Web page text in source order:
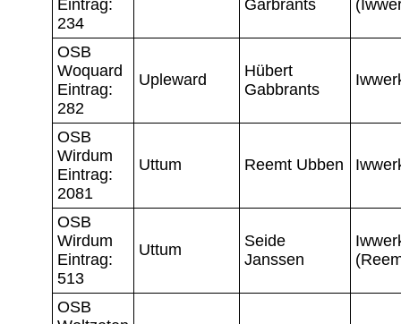
Eintrag:
234
Garbrants
OSB
Woquard
Eintrag:
282
Upleward
Hübert
Gabbrants
OSB
Wirdum
Eintrag:
2081
Uttum Reemt Ubben
OSB
Wirdum
Eintrag:
513
Uttum
Seide
Janssen
OSB